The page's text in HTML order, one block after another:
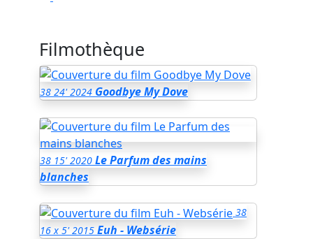
Filmothèque
38 24' 2024 Goodbye My Dove
38 15' 2020 Le Parfum des mains
blanches
38
16 x 5' 2015 Euh - Websérie